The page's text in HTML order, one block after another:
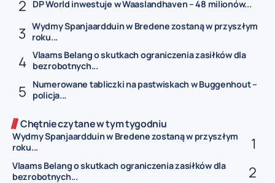
DP World inwestuje w Waaslandhaven – 48 milionów...
Wydmy Spanjaardduin w Bredene zostaną w przyszłym
roku...
Vlaams Belang o skutkach ograniczenia zasiłków dla
bezrobotnych...
Numerowane tabliczki na pastwiskach w Buggenhout –
policja...
Chętnie czytane w tym tygodniu
Wydmy Spanjaardduin w Bredene zostaną w przyszłym
roku...
Vlaams Belang o skutkach ograniczenia zasiłków dla
bezrobotnych...